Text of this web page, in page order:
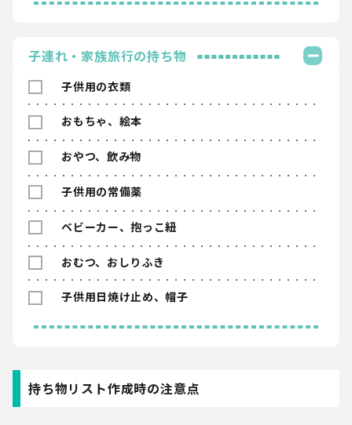
子連れ・家族旅行の持ち物
子供用の衣類
おもちゃ、絵本
おやつ、飲み物
子供用の常備薬
ベビーカー、抱っこ紐
おむつ、おしりふき
子供用日焼け止め、帽子
持ち物リスト作成時の注意点